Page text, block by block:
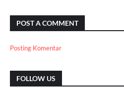
POST A COMMENT
Posting Komentar
FOLLOW US